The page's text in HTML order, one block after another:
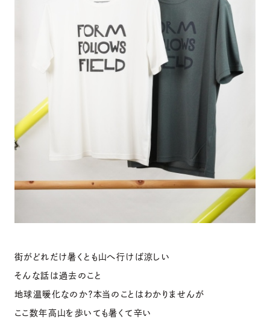
街がどれだけ暑くとも山へ行けば涼しい
そんな話は過去のこと
地球温暖化なのか？本当のことはわかりませんが
ここ数年高山を歩いても暑くて辛い